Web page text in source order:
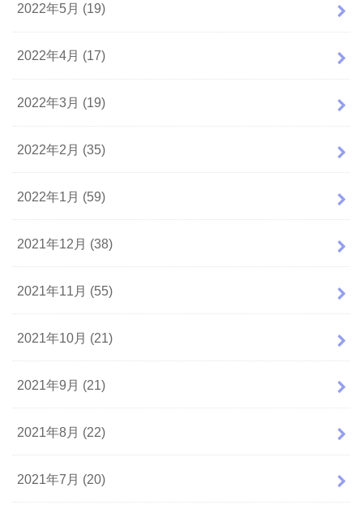
2022年5月 (19)
2022年4月 (17)
2022年3月 (19)
2022年2月 (35)
2022年1月 (59)
2021年12月 (38)
2021年11月 (55)
2021年10月 (21)
2021年9月 (21)
2021年8月 (22)
2021年7月 (20)